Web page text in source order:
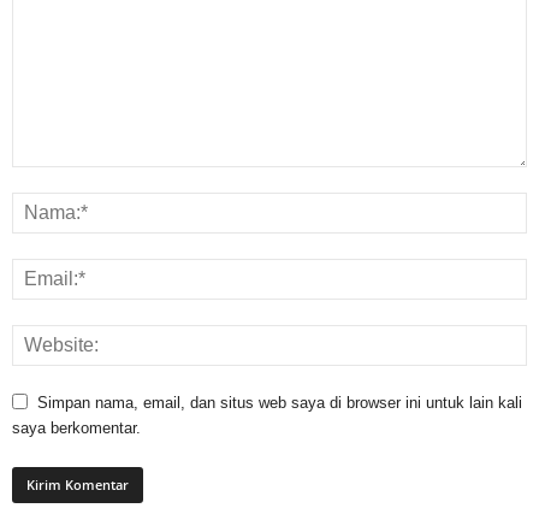
Simpan nama, email, dan situs web saya di browser ini untuk lain kali
saya berkomentar.